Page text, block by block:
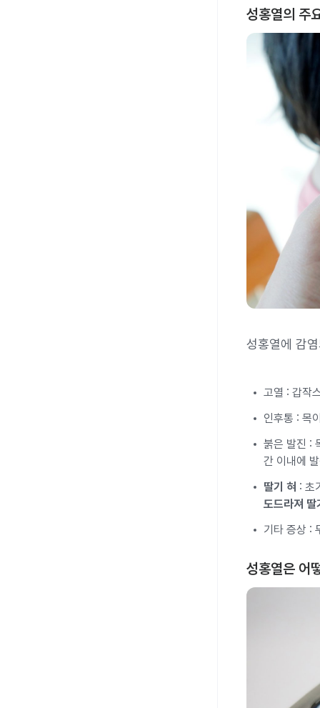
성홍열의 주
성홍열에 감
고열 : 갑작
인후통 : 목
붉은 발진 :
간 이내에
딸기 혀 : 초
도드라져 딸
기타 증상 :
성홍열은 어